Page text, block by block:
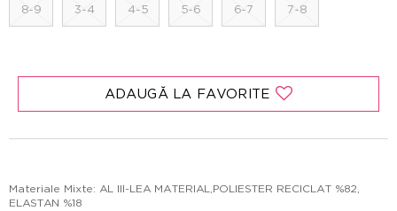
8-9 3-4 4-5 5-6 6-7 7-8
ADAUGĂ LA FAVORITE
Materiale Mixte: AL III-LEA MATERIAL,POLIESTER RECICLAT %82,
ELASTAN %18